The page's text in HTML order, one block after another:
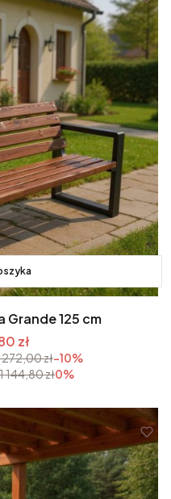
125 cm
zł
272,00 zł-10%
1 144,80 zł0%